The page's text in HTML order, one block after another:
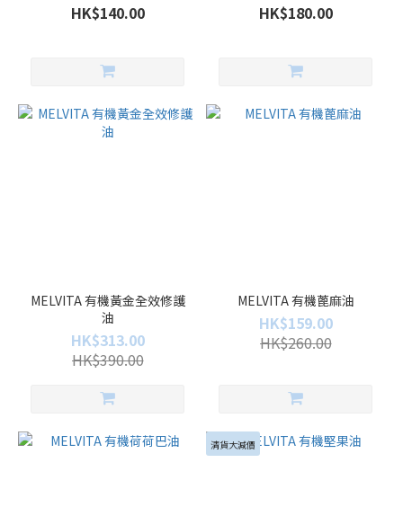
HK$140.00 HK$180.00
MELVITA 有機黃金全效修護
油
HK$313.00
HK$390.00
MELVITA 有機蓖麻油
HK$159.00
HK$260.00
清貨大減價